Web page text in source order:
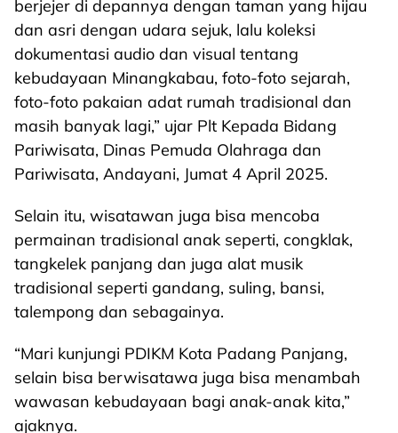
berjejer di depannya dengan taman yang hijau
dan asri dengan udara sejuk, lalu koleksi
dokumentasi audio dan visual tentang
kebudayaan Minangkabau, foto-foto sejarah,
foto-foto pakaian adat rumah tradisional dan
masih banyak lagi,” ujar Plt Kepada Bidang
Pariwisata, Dinas Pemuda Olahraga dan
Pariwisata, Andayani, Jumat 4 April 2025.
Selain itu, wisatawan juga bisa mencoba
permainan tradisional anak seperti, congklak,
tangkelek panjang dan juga alat musik
tradisional seperti gandang, suling, bansi,
talempong dan sebagainya.
“Mari kunjungi PDIKM Kota Padang Panjang,
selain bisa berwisatawa juga bisa menambah
wawasan kebudayaan bagi anak-anak kita,”
ajaknya.